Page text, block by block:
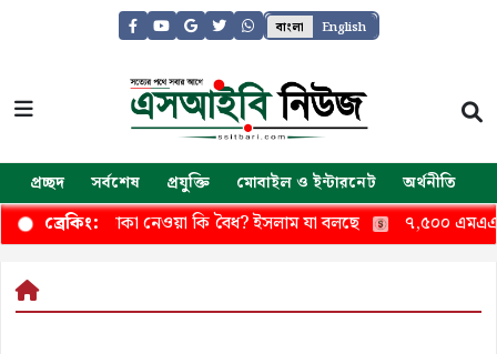
বাংলা English
প্রচ্ছদ সর্বশেষ প্রযুক্তি মোবাইল ও ইন্টারনেট অর্থনীতি
ব্রেকিং:
থেকে টাকা নেওয়া কি বৈধ? ইসলাম যা বলছে ৭,৫০০ এমএএইচ